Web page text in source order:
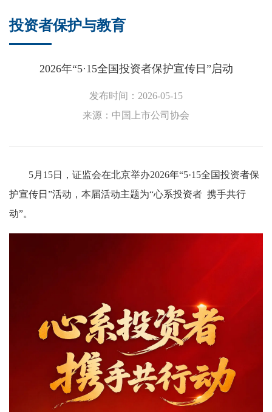
投资者保护与教育
2026年“5·15全国投资者保护宣传日”启动
发布时间：2026-05-15
来源：中国上市公司协会
5月15日，证监会在北京举办2026年“5·15全国投资者保
护宣传日”活动，本届活动主题为“心系投资者 携手共行
动”。